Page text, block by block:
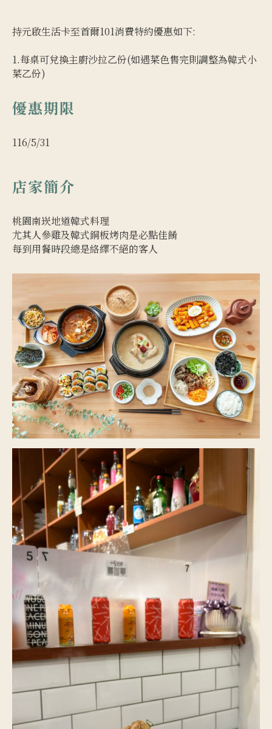
持元啟生活卡至首爾101消費特約優惠如下:
1.每桌可兌換主廚沙拉乙份(如遇菜色售完則調整為韓式小
菜乙份)
優惠期限
116/5/31
店家簡介
桃園南崁地道韓式料理
尤其人參雞及韓式銅板烤肉是必點佳餚
每到用餐時段總是絡繹不絕的客人